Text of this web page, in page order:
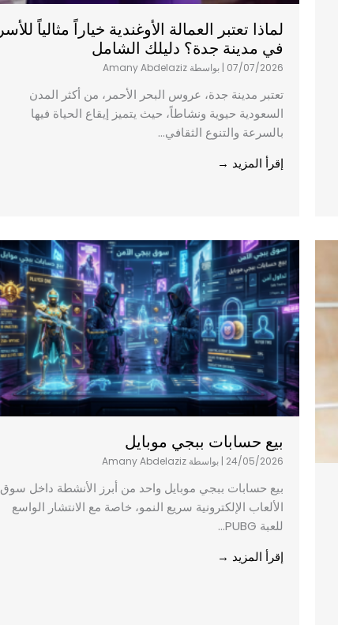
لماذا تعتبر العمالة الأوغندية خياراً مثالياً للأسر
في مدينة جدة؟ دليلك الشامل
07/07/2026
| بواسطة Amany Abdelaziz
تعتبر مدينة جدة، عروس البحر الأحمر، من أكثر المدن
السعودية حيوية ونشاطاً، حيث يتميز إيقاع الحياة فيها
بالسرعة والتنوع الثقافي...
إقرأ المزيد →
بيع حسابات ببجي موبايل
24/05/2026
| بواسطة Amany Abdelaziz
بيع حسابات ببجي موبايل واحد من أبرز الأنشطة داخل سوق
الألعاب الإلكترونية سريع النمو، خاصة مع الانتشار الواسع
للعبة PUBG...
إقرأ المزيد →